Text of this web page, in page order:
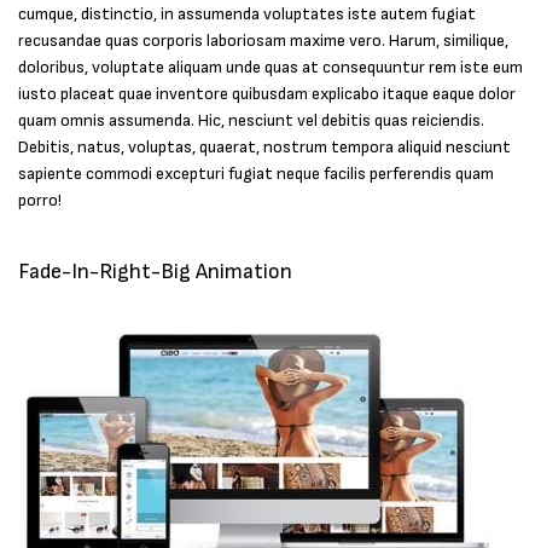
cumque, distinctio, in assumenda voluptates iste autem fugiat
recusandae quas corporis laboriosam maxime vero. Harum, similique,
doloribus, voluptate aliquam unde quas at consequuntur rem iste eum
iusto placeat quae inventore quibusdam explicabo itaque eaque dolor
quam omnis assumenda. Hic, nesciunt vel debitis quas reiciendis.
Debitis, natus, voluptas, quaerat, nostrum tempora aliquid nesciunt
sapiente commodi excepturi fugiat neque facilis perferendis quam
porro!
Fade-In-Right-Big Animation